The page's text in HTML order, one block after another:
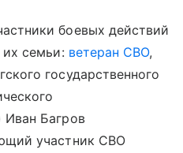
боевых действий
их семьи: ветеран СВО,
государственного
Иван Багров
участник СВО